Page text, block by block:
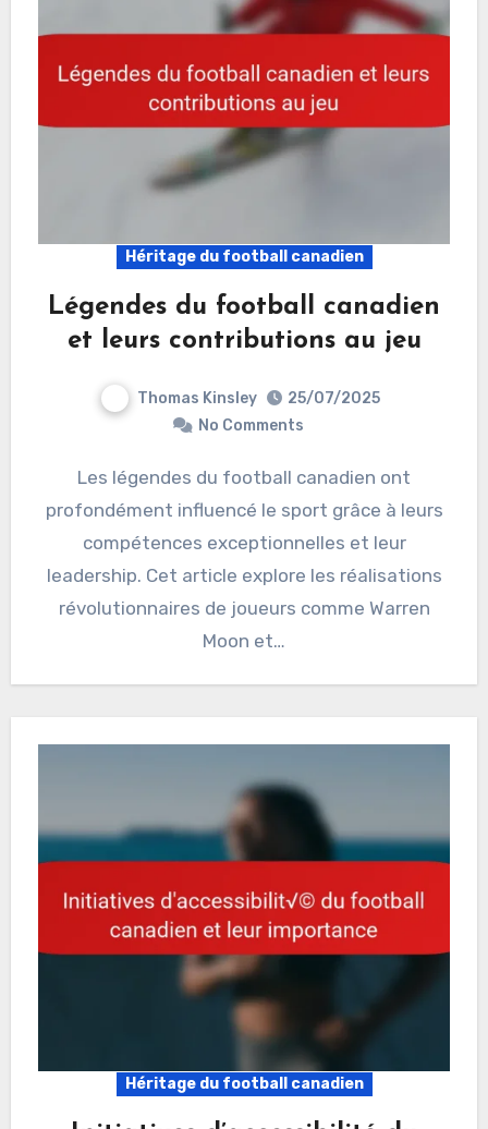
Héritage du football canadien
Légendes du football canadien
et leurs contributions au jeu
Thomas Kinsley
25/07/2025
No Comments
Les légendes du football canadien ont
profondément influencé le sport grâce à leurs
compétences exceptionnelles et leur
leadership. Cet article explore les réalisations
révolutionnaires de joueurs comme Warren
Moon et…
Héritage du football canadien